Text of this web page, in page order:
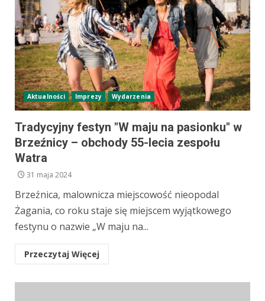
Aktualności Imprezy Wydarzenia
Tradycyjny festyn "W maju na pasionku" w
Brzeźnicy – obchody 55-lecia zespołu
Watra
31 maja 2024
Brzeźnica, malownicza miejscowość nieopodal
Żagania, co roku staje się miejscem wyjątkowego
festynu o nazwie „W maju na...
Przeczytaj Więcej